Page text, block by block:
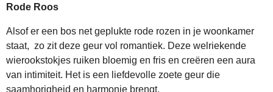
Rode Roos
Alsof er een bos net geplukte rode rozen in je woonkamer
staat, zo zit deze geur vol romantiek. Deze welriekende
wierookstokjes ruiken bloemig en fris en creëren een aura
van intimiteit. Het is een liefdevolle zoete geur die
saamhorigheid en harmonie brengt.